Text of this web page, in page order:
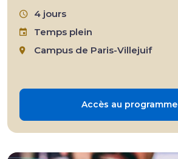
4 jours
Temps plein
Campus de Paris-Villejuif
Accès au programme